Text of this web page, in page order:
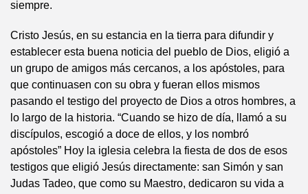
siempre.
Cristo Jesús, en su estancia en la tierra para difundir y
establecer esta buena noticia del pueblo de Dios, eligió a
un grupo de amigos más cercanos, a los apóstoles, para
que continuasen con su obra y fueran ellos mismos
pasando el testigo del proyecto de Dios a otros hombres, a
lo largo de la historia. “Cuando se hizo de día, llamó a su
discípulos, escogió a doce de ellos, y los nombró
apóstoles” Hoy la iglesia celebra la fiesta de dos de esos
testigos que eligió Jesús directamente: san Simón y san
Judas Tadeo, que como su Maestro, dedicaron su vida a